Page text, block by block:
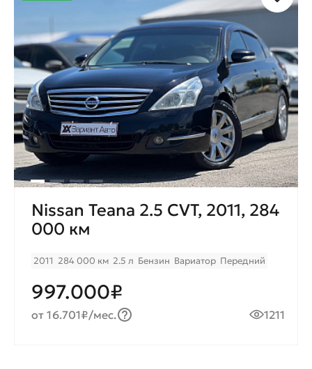
Nissan Teana 2.5 CVT, 2011, 284
000 км
2011 284 000 км 2.5 л Бензин Вариатор Передний
997.000₽
от 16.701₽/мес. 1211